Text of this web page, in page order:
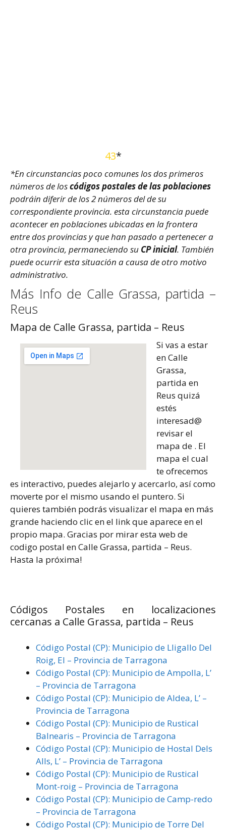
43*
*En circunstancias poco comunes los dos primeros
números de loscódigos postales de las poblaciones
podráin diferir de los 2 números del de su
correspondiente provincia. esta circunstancia puede
acontecer en poblaciones ubicadas en la frontera
entre dos provincias y que han pasado a pertenecer a
otra provincia, permaneciendo su CP inicial. También
puede ocurrir esta situación a causa de otro motivo
administrativo.
Más Info de Calle Grassa, partida –
Reus
Mapa de Calle Grassa, partida – Reus
Si vas a estar
en Calle
Grassa,
partida en
Reus quizá
estés
interesad@
revisar el
mapa de . El
mapa el cual
te ofrecemos
es interactivo, puedes alejarlo y acercarlo, así como
moverte por el mismo usando el puntero. Si
quieres también podrás visualizar el mapa en más
grande haciendo clic en el link que aparece en el
propio mapa. Gracias por mirar esta web de
codigo postal en Calle Grassa, partida – Reus.
Hasta la próxima!
Códigos Postales en localizaciones
cercanas a Calle Grassa, partida – Reus
Código Postal (CP): Municipio de Lligallo Del
Roig, El – Provincia de Tarragona
Código Postal (CP): Municipio de Ampolla, L’
– Provincia de Tarragona
Código Postal (CP): Municipio de Aldea, L’ –
Provincia de Tarragona
Código Postal (CP): Municipio de Rustical
Balnearis – Provincia de Tarragona
Código Postal (CP): Municipio de Hostal Dels
Alls, L’ – Provincia de Tarragona
Código Postal (CP): Municipio de Rustical
Mont-roig – Provincia de Tarragona
Código Postal (CP): Municipio de Camp-redo
– Provincia de Tarragona
Código Postal (CP): Municipio de Torre Del